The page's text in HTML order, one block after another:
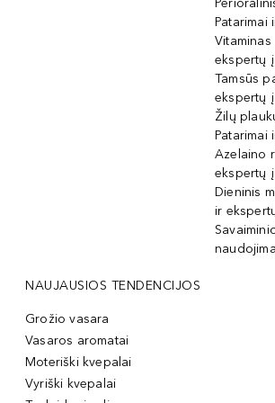
Patarimai
Vitaminas
ekspertų
Tamsūs
ekspertų
Žilų
Patarimai
Azelaino
ekspertų
Dieninis
ir
NAUJAUSIOS TENDENCIJOS
Grožio vasara
Vasaros aromatai
Moteriški kvepalai
Vyriški kvepalai